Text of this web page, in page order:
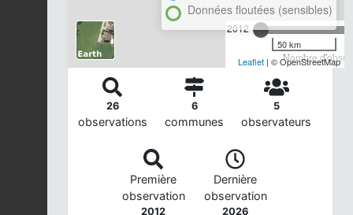
2012
Nombre
Données floutées (sensibles)
50 km
Leaflet | © OpenStreetMap
26
observations
6
communes
5
observateurs
Première
observation
2012
Dernière
observation
2026